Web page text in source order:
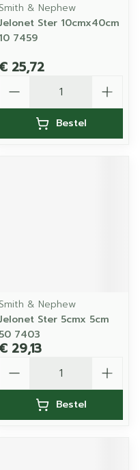
Smith & Nephew
Ster 10cmx40cm
10 7459
€ 25,72
Bestel
Smith & Nephew
Ster 5cmx 5cm
50 7403
€ 29,13
Bestel